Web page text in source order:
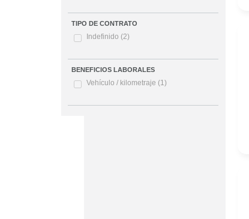
TIPO DE CONTRATO
Indefinido (2)
BENEFICIOS LABORALES
Vehículo / kilometraje (1)